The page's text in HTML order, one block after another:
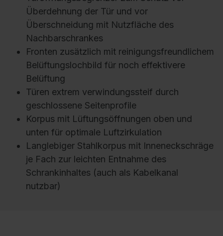
Überdehnung der Tür und vor
Überschneidung mit Nutzfläche des
Nachbarschrankes
Fronten zusätzlich mit reinigungsfreundlichem
Belüftungslochbild für noch effektivere
Belüftung
Türen extrem verwindungssteif durch
geschlossene Seitenprofile
Korpus mit Lüftungsöffnungen oben und
unten für optimale Luftzirkulation
Langlebiger Stahlkorpus mit Inneneckschräge
je Fach zur leichten Entnahme des
Schrankinhaltes (auch als Kabelkanal
nutzbar)